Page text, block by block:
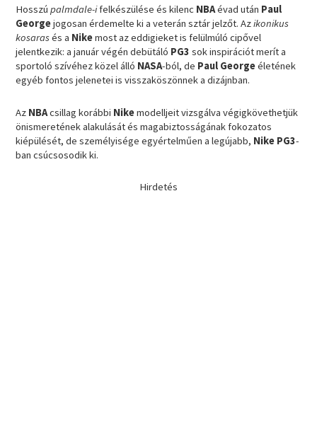
Hosszúpalmdale-ifelkészülése és kilenc NBAévad után Paul
Georgejogosan érdemelte ki a veterán sztár jelzőt. Azikonikus
kosarasés a Nikemost az eddigieket is felülmúló cipővel
jelentkezik: a január végén debütáló PG3 sok inspirációt merít a
sportoló szívéhez közel álló NASA-ból, de Paul Georgeéletének
egyéb fontos jelenetei is visszaköszönnek a dizájnban.
Az NBAcsillag korábbi Nikemodelljeit vizsgálva végigkövethetjük
önismeretének alakulását és magabiztosságának fokozatos
kiépülését, de személyisége egyértelműen a legújabb, Nike PG3-
ban csúcsosodik ki.
Hirdetés